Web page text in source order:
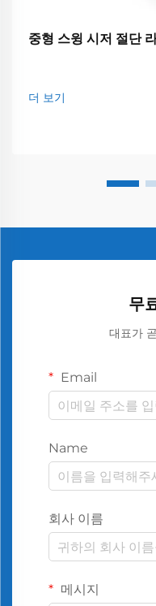
중형 스윙 시저 절단
더 보기
무
대표가
Email
Name
회사 이름
메시지